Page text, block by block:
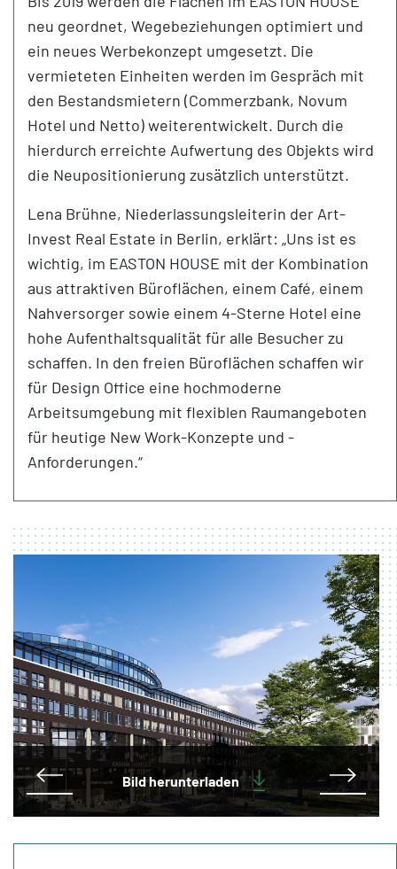
neu geordnet, Wegebeziehungen optimiert und
ein neues Werbekonzept umgesetzt. Die
vermieteten Einheiten werden im Gespräch mit
den Bestandsmietern (Commerzbank, Novum
Hotel und Netto) weiterentwickelt. Durch die
hierdurch erreichte Aufwertung des Objekts wird
die Neupositionierung zusätzlich unterstützt.
Lena Brühne, Niederlassungsleiterin der Art-
Invest Real Estate in Berlin, erklärt: „Uns ist es
wichtig, im EASTON HOUSE mit der Kombination
aus attraktiven Büroflächen, einem Café, einem
Nahversorger sowie einem 4-Sterne Hotel eine
hohe Aufenthaltsqualität für alle Besucher zu
schaffen. In den freien Büroflächen schaffen wir
für Design Office eine hochmoderne
Arbeitsumgebung mit flexiblen Raumangeboten
für heutige New Work-Konzepte und -
Anforderungen.“
Bild herunterladen